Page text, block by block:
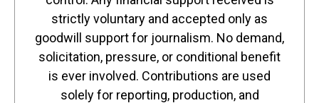
strictly voluntary and accepted only as
goodwill support for journalism. No demand,
solicitation, pressure, or conditional benefit
is ever involved. Contributions are used
solely for reporting, production, and